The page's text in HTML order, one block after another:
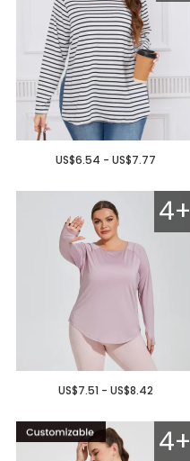
US$6.54 - US$7.77
4+
US$7.51 - US$8.42
4+